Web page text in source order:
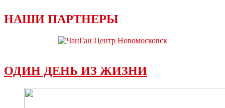
НАШИ ПАРТНЕРЫ
ОДИН ДЕНЬ ИЗ ЖИЗНИ